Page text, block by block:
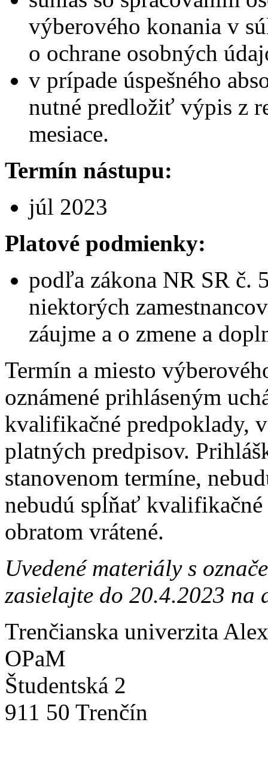
výberového konania v
o ochrane osobných
v prípade úspešného
nutné predložiť výpis z
mesiace.
Termín nástupu:
júl 2023
Platové podmienky:
podľa zákona NR SR č.
niektorých
záujme a o zmene a
Termín a miesto
oznámené prihláseným
kvalifikačné predpoklady,
platných predpisov.
stanovenom termíne,
nebudú spĺňať
obratom vrátené.
Uvedené materiály s
zasielajte do 20.4.2023 na
Trenčianska univerzita
OPaM
Študentská 2
911 50 Trenčín